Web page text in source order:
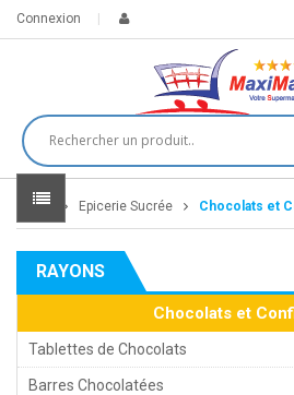
Connexion
Home Epicerie Sucrée Chocolats et
RAYONS
Chocolats et
Tablettes de Chocolats
Barres Chocolatées